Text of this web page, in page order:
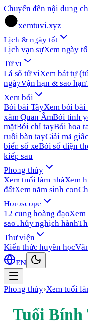
Chuyển đến nội dung
xemtuvi.xyz
Lịch & ngày tốt
Lịch vạn sựXem ngày
Tử vi
Lá số tử viXem bát tự
ngàyVận hạn & sao hạn
Xem bói
Bói bài TâyXem bói bài
xăm Quan ÂmBói tình
mặtBói chỉ tayBói hoa
ruồi bàn tayGiải mã
biển số xeBói số điện
kiếp sau
Phong thủy
Xem tuổi làm nhàXem
đấtXem năm sinh con
Horoscope
12 cung hoàng đạoXem
saoThủy nghịch hành
Thư viện
Kiến thức huyền học
EN
Phong thủy›Xem tuổi
Tuổi Bính